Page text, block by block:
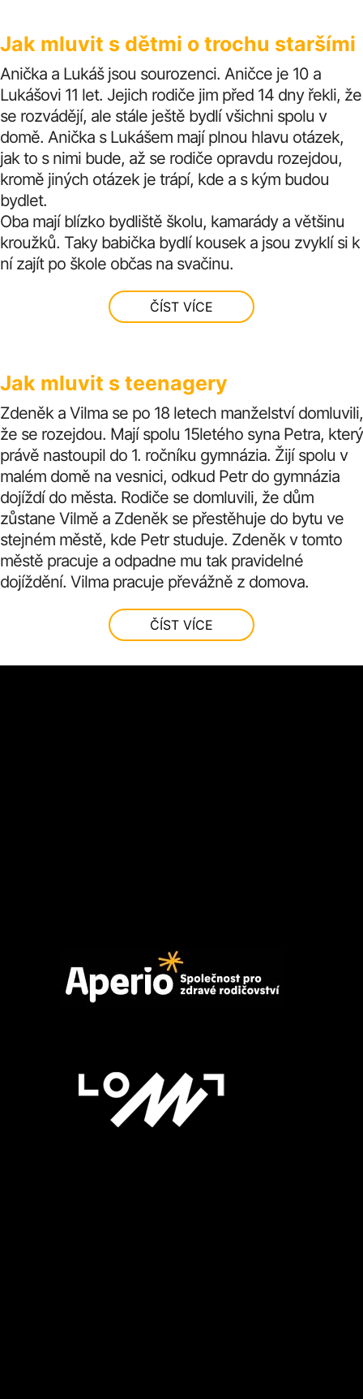
Jak mluvit s dětmi o trochu staršími
Anička a Lukáš jsou sourozenci. Aničce je 10 a
Lukášovi 11 let. Jejich rodiče jim před 14 dny řekli, že
se rozvádějí, ale stále ještě bydlí všichni spolu v
domě. Anička s Lukášem mají plnou hlavu otázek,
jak to s nimi bude, až se rodiče opravdu rozejdou,
kromě jiných otázek je trápí, kde a s kým budou
bydlet.
Oba mají blízko bydliště školu, kamarády a většinu
kroužků. Taky babička bydlí kousek a jsou zvyklí si k
ní zajít po škole občas na svačinu.
ČÍST VÍCE
Jak mluvit s teenagery
Zdeněk a Vilma se po 18 letech manželství domluvili,
že se rozejdou. Mají spolu 15letého syna Petra, který
právě nastoupil do 1. ročníku gymnázia. Žijí spolu v
malém domě na vesnici, odkud Petr do gymnázia
dojíždí do města. Rodiče se domluvili, že dům
zůstane Vilmě a Zdeněk se přestěhuje do bytu ve
stejném městě, kde Petr studuje. Zdeněk v tomto
městě pracuje a odpadne mu tak pravidelné
dojíždění. Vilma pracuje převážně z domova.
ČÍST VÍCE